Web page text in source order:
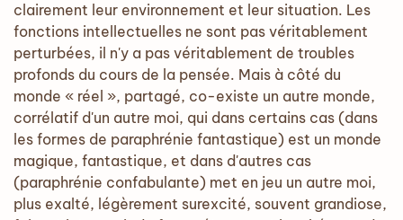
clairement leur environnement et leur situation. Les
fonctions intellectuelles ne sont pas véritablement
perturbées, il n'y a pas véritablement de troubles
profonds du cours de la pensée. Mais à côté du
monde « réel », partagé, co-existe un autre monde,
corrélatif d'un autre moi, qui dans certains cas (dans
les formes de paraphrénie fantastique) est un monde
magique, fantastique, et dans d'autres cas
(paraphrénie confabulante) met en jeu un autre moi,
plus exalté, légèrement surexcité, souvent grandiose,